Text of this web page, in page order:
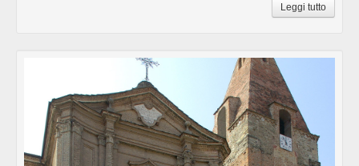
Leggi tutto